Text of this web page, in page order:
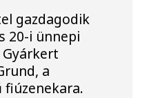
gazdagodik
20-i ünnepi
a
fiúzenekara.